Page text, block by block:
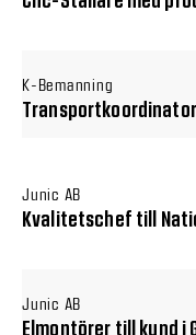
K-Bemanning
Transportkoordinator
Junic AB
Kvalitetschef till
Junic AB
Elmontörer till kund i